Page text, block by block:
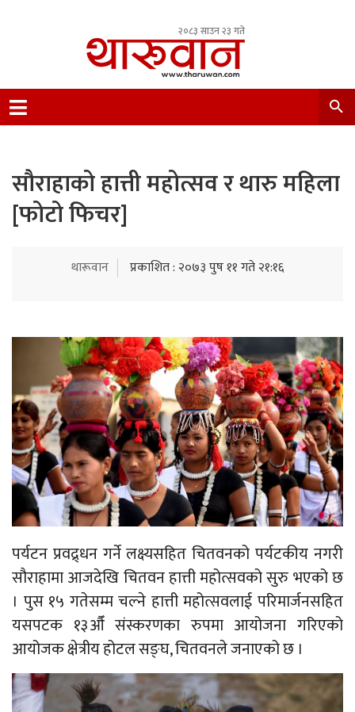
२०८३ साउन २३ गते
Nepal.
सौराहाको हात्ती महोत्सव र थारु महिला
[फोटो फिचर]
थारूवान प्रकाशित : २०७३ पुष ११ गते २१:१६
पर्यटन प्रवद्र्धन गर्ने लक्ष्यसहित चितवनको पर्यटकीय नगरी
सौराहामा आजदेखि चितवन हात्ती महोत्सवको सुरु भएको छ
। पुस १५ गतेसम्म चल्ने हात्ती महोत्सवलाई परिमार्जनसहित
यसपटक १३औँ संस्करणका रुपमा आयोजना गरिएको
आयोजक क्षेत्रीय होटल सङ्घ, चितवनले जनाएको छ ।